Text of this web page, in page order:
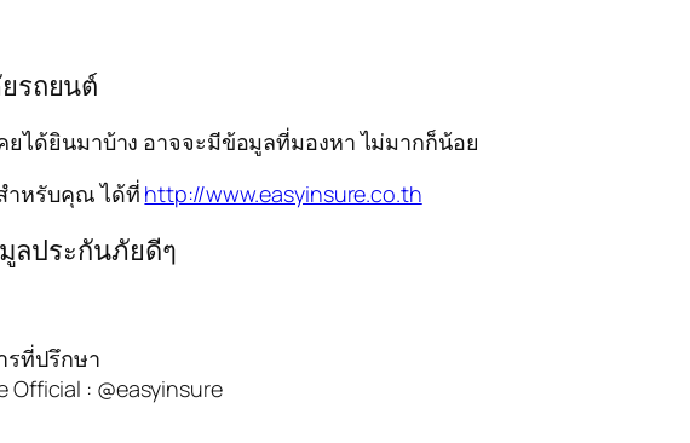
รถยนต์
ได้ยินมาบ้าง อาจจะมีข้อมูลที่มองหา ไม่มากก็น้อย
ำหรับคุณ ได้ที่ http://www.easyinsure.co.th
ลประกันภัยดีๆ
รที่ปรึกษา
: @easyinsure